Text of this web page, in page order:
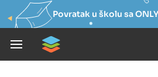
Povratak u školu sa